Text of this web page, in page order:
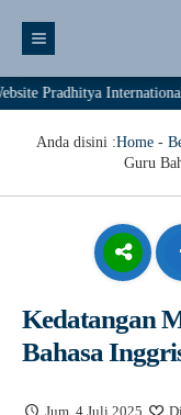
International
Anda disini :Home-
Guru
Kedatangan
Bahasa
Jum, 4 Juli 2025